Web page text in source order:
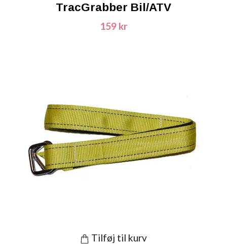
TracGrabber Bil/ATV
159 kr
Tilføj til kurv